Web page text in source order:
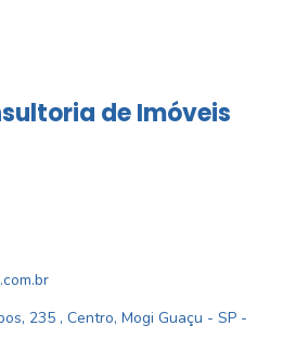
de Imóveis
235 , Centro, Mogi Guaçu - SP -